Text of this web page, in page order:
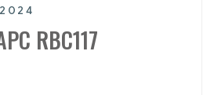
RBC117